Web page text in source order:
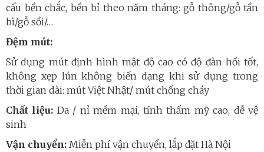
cấu bền chắc, bền bỉ theo năm tháng: gỗ thông/gỗ tần
bì/gỗ sồi/…
Đệm mút:
Sử dụng mút định hình mật độ cao có độ đàn hồi tốt,
không xẹp lún không biến dạng khi sử dụng trong
thời gian dài: mút Việt Nhật/ mút chống cháy
Chất liệu: Da / nỉ mềm mại, tính thẩm mỹ cao, dễ vệ
sinh
Vận chuyển: Miễn phí vận chuyển, lắp đặt Hà Nội